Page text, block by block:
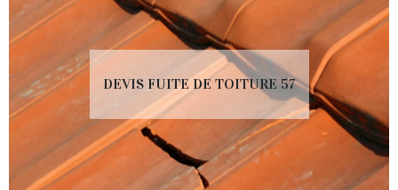
DEVIS FUITE DE TOITURE 57